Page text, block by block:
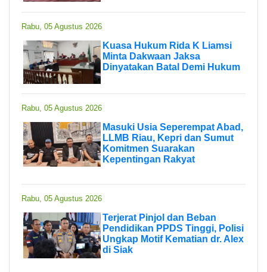
Rabu, 05 Agustus 2026
Kuasa Hukum Rida K Liamsi
Minta Dakwaan Jaksa
Dinyatakan Batal Demi Hukum
Rabu, 05 Agustus 2026
Masuki Usia Seperempat Abad,
LLMB Riau, Kepri dan Sumut
Komitmen Suarakan
Kepentingan Rakyat
Rabu, 05 Agustus 2026
Terjerat Pinjol dan Beban
Pendidikan PPDS Tinggi, Polisi
Ungkap Motif Kematian dr. Alex
di Siak